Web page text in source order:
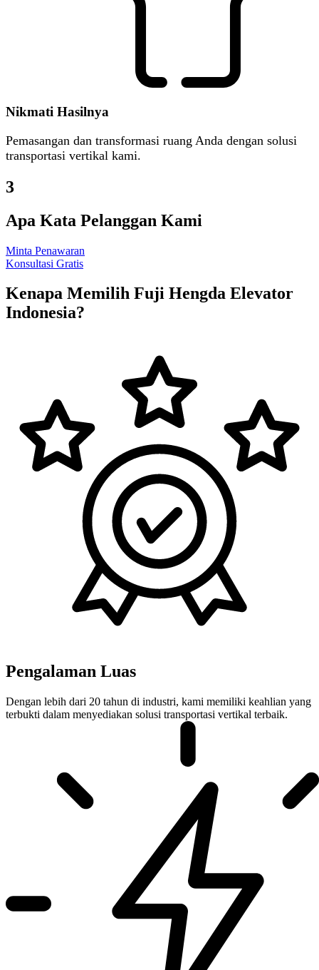
Nikmati Hasilnya
Pemasangan dan transformasi ruang Anda dengan solusi
transportasi vertikal kami.
3
Apa Kata Pelanggan Kami
Minta Penawaran
Konsultasi Gratis
Kenapa Memilih Fuji Hengda Elevator
Indonesia?
Pengalaman Luas
Dengan lebih dari 20 tahun di industri, kami memiliki keahlian yang
terbukti dalam menyediakan solusi transportasi vertikal terbaik.